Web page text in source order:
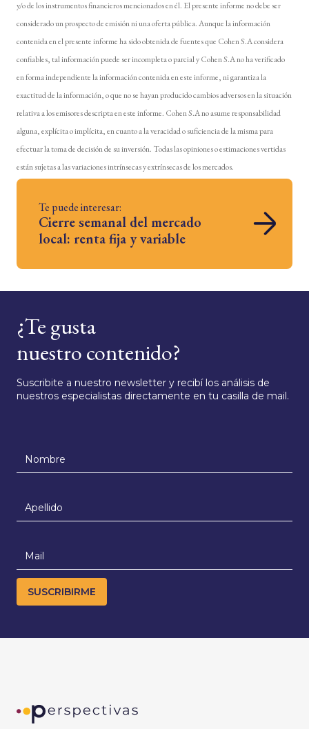
y/o de los instrumentos financieros mencionados en él. El presente informe no debe ser
considerado un prospecto de emisión ni una oferta pública. Aunque la información
contenida en el presente informe ha sido obtenida de fuentes que Cohen S.A considera
confiables, tal información puede ser incompleta o parcial y Cohen S.A no ha verificado
en forma independiente la información contenida en este informe, ni garantiza la
exactitud de la información, o que no se hayan producido cambios adversos en la situación
relativa a los emisores descripta en este informe. Cohen S.A no asume responsabilidad
alguna, explícita o implícita, en cuanto a la veracidad o suficiencia de la misma para
efectuar la toma de decisión de su inversión. Todas las opiniones o estimaciones vertidas
están sujetas a las variaciones intrínsecas y extrínsecas de los mercados.
Te puede interesar:
Cierre semanal del mercado
local: renta fija y variable
¿Te gusta
nuestro contenido?
Suscribite a nuestro newsletter y recibí los análisis de
nuestros especialistas directamente en tu casilla de mail.